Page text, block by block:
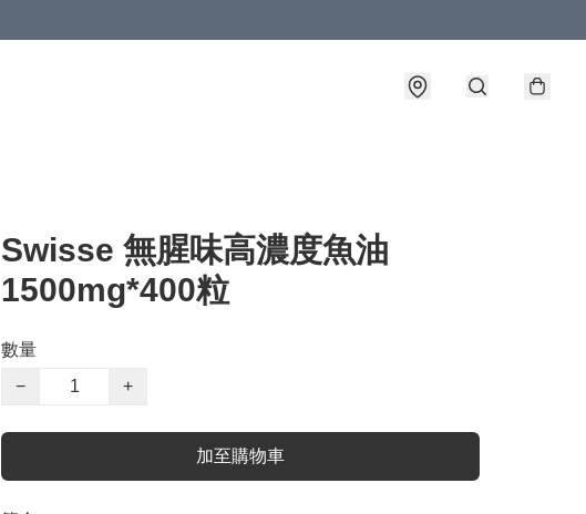
Swisse 無腥味高濃度魚油
1500mg*400粒
數量
−
+
加至購物車